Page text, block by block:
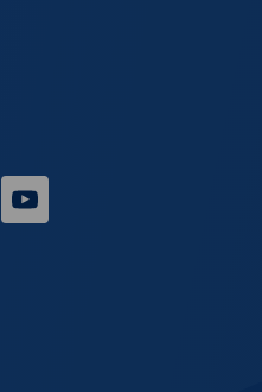
RUTUBE